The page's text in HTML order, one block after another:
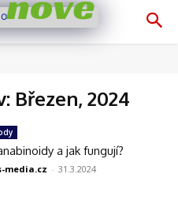
Březen, 2024
a jak fungují?
media.cz - 31.3.2024